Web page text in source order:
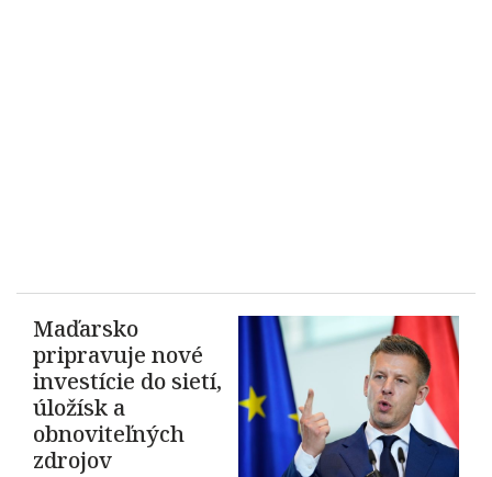
Maďarsko
pripravuje nové
investície do sietí,
úložísk a
obnoviteľných
zdrojov